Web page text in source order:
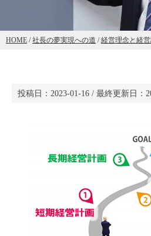
HOME /社長の夢実現への道 /経営理念と経
投稿日： 2023-01-16 / 最終更新日：